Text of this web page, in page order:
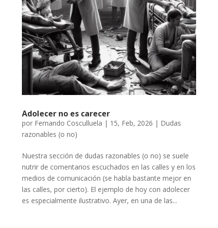
Adolecer no es carecer
por Fernando Cosculluela | 15, Feb, 2026 | Dudas
razonables (o no)
Nuestra sección de dudas razonables (o no) se suele
nutrir de comentarios escuchados en las calles y en los
medios de comunicación (se habla bastante mejor en
las calles, por cierto). El ejemplo de hoy con adolecer
es especialmente ilustrativo. Ayer, en una de las...